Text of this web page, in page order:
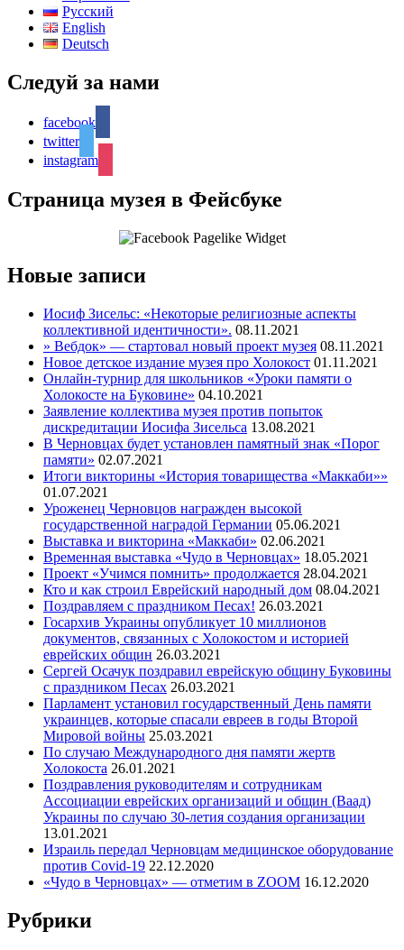
Русский
English
Deutsch
Следуй за нами
facebook
twitter
instagram
Страница музея в Фейсбуке
Новые записи
Иосиф Зисельс: «Некоторые религиозные аспекты
коллективной идентичности». 08.11.2021
» Вебдок» — стартовал новый проект музея 08.11.2021
Новое детское издание музея про Холокост 01.11.2021
Онлайн-турнир для школьников «Уроки памяти о
Холокосте на Буковине» 04.10.2021
Заявление коллектива музея против попыток
дискредитации Иосифа Зисельса 13.08.2021
В Черновцах будет установлен памятный знак «Порог
памяти» 02.07.2021
Итоги викторины «История товарищества «Маккаби»»
01.07.2021
Уроженец Черновцов награжден высокой
государственной наградой Германии 05.06.2021
Выставка и викторина «Маккаби» 02.06.2021
Временная выставка «Чудо в Черновцах» 18.05.2021
Проект «Учимся помнить» продолжается 28.04.2021
Кто и как строил Еврейский народный дом 08.04.2021
Поздравляем с праздником Песах! 26.03.2021
Госархив Украины опубликует 10 миллионов
документов, связанных с Холокостом и историей
еврейских общин 26.03.2021
Сергей Осачук поздравил еврейскую общину Буковины
с праздником Песах 26.03.2021
Парламент установил государственный День памяти
украинцев, которые спасали евреев в годы Второй
Мировой войны 25.03.2021
По случаю Международного дня памяти жертв
Холокоста 26.01.2021
Поздравления руководителям и сотрудникам
Ассоциации еврейских организаций и общин (Ваад)
Украины по случаю 30-летия создания организации
13.01.2021
Израиль передал Черновцам медицинское оборудование
против Covid-19 22.12.2020
«Чудо в Черновцах» — отметим в ZOOM 16.12.2020
Рубрики